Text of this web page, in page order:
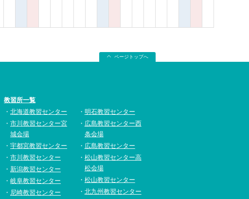
ページトップへ
教習所一覧
北海道教習センター
市川教習センター宮
城会場
宇都宮教習センター
市川教習センター
新潟教習センター
岐阜教習センター
尼崎教習センター
明石教習センター
広島教習センター西
条会場
広島教習センター
松山教習センター高
松会場
松山教習センター
北九州教習センター